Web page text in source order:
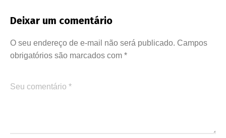
Deixar um comentário
O seu endereço de e-mail não será publicado. Campos
obrigatórios são marcados com *